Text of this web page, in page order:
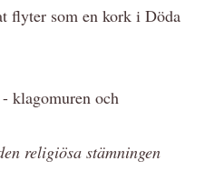
flyter som en kork i Döda
religiösa stämningen